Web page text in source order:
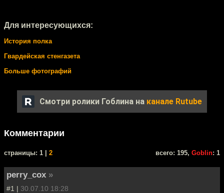
Для интересующихся:
История полка
Гвардейская стенгазета
Больше фотографий
Смотри ролики Гоблина на канале Rutube
Комментарии
cтраницы: 1 | 2 всего: 195, Goblin: 1
perry_cox »
#1 | 30.07.10 18:28